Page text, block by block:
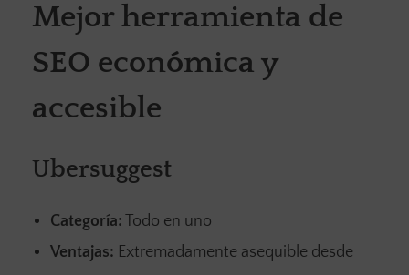
Mejor herramienta de
SEO económica y
accesible
Ubersuggest
Categoría: Todo en uno
Ventajas: Extremadamente asequible desde